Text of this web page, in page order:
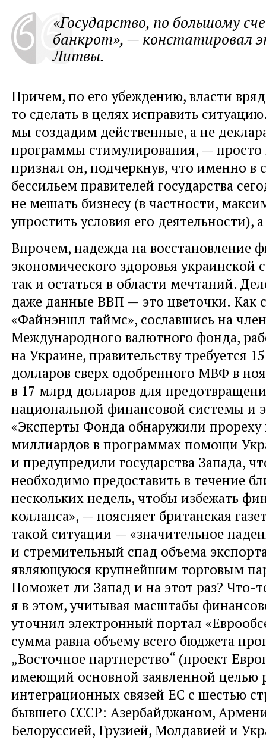
«Государство, по большому
банкрот», — констатировал
Литвы.
Причем, по его убеждению, власти
то сделать в целях исправить
мы создадим действенные, а не
программы стимулирования, — просто
признал он, подчеркнув, что именно в
бессильем правителей государства
не мешать бизнесу (в частности,
упростить условия его деятельности),
Впрочем, надежда на восстановление
экономического здоровья украинской
так и остаться в области мечтаний.
даже данные ВВП — это цветочки. Как
«Файнэншл таймс», сославшись на
Международного валютного фонда,
на Украине, правительству требуется
долларов сверх одобренного МВФ в
в 17 млрд долларов для
национальной финансовой системы и
«Эксперты Фонда обнаружили прореху
миллиардов в программах помощи
и предупредили государства Запада,
необходимо предоставить в течение
нескольких недель, чтобы избежать
коллапса», — поясняет британская
такой ситуации — «значительное
и стремительный спад объема
являющуюся крупнейшим торговым
Поможет ли Запад и на этот раз? Что-
я в этом, учитывая масштабы
уточнил электронный портал
сумма равна объему всего бюджета
„Восточное партнерство“ (проект
имеющий основной заявленной целью
интеграционных связей ЕС с шестью
бывшего СССР: Азербайджаном,
Белоруссией, Грузией, Молдавией и